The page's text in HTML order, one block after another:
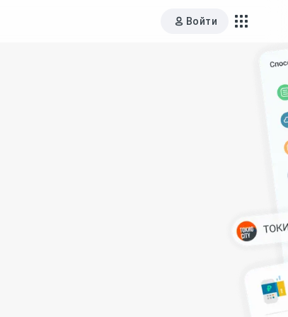
Войти